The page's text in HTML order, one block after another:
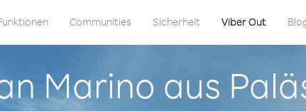
Communities Sicherheit Viber Out
Marino aus